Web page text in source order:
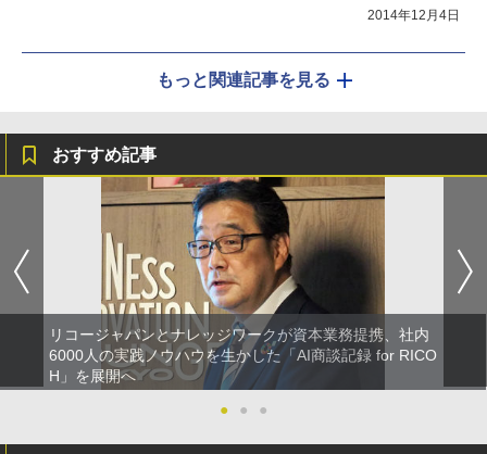
2014年12月4日
もっと関連記事を見る
おすすめ記事
リコージャパンとナレッジワークが資本業務提携、社内
6000人の実践ノウハウを生かした「AI商談記録 for RICO
H」を展開へ
●
● ●